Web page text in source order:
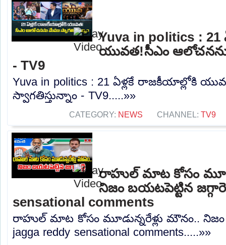
Yuva in politics :
యువత!సీఎం
- TV9
Yuva in politics : 21 ఏళ్లకే రాజకీయాల్లోకి
స్వాగతిస్తున్నాం - TV9.....»»
CATEGORY: NEWS CHANNEL: TV9
రాహుల్ మాట కోసం
నిజం బయటపెట్టిన
sensational comments
రాహుల్ మాట కోసం మూడున్నరేళ్లు మౌనం.. నిజం
jagga reddy sensational comments.....»»